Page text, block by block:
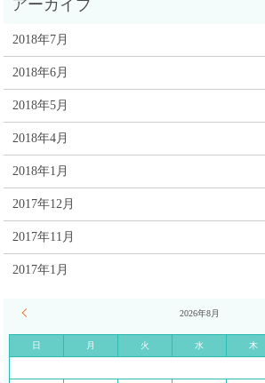
2018年7月
2018年6月
2018年5月
2018年4月
2018年1月
2017年12月
2017年11月
2017年1月
2026年8月
日 月 火 水 木